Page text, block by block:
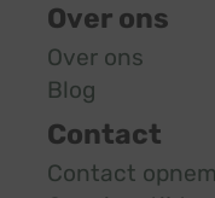
Over ons
Over ons
Blog
Contact
Contact